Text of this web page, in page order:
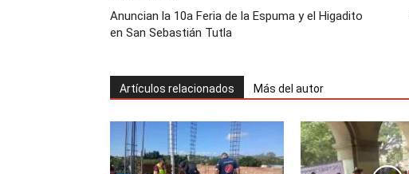
Anuncian la 10a Feria de la Espuma y el Higadito
en San Sebastián Tutla
Artículos relacionados Más del autor